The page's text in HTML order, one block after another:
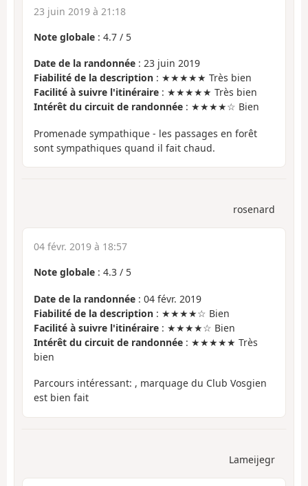
23 juin 2019 à 21:18
Note globale : 4.7 / 5
Date de la randonnée : 23 juin 2019
Fiabilité de la description : ★★★★★ Très bien
Facilité à suivre l'itinéraire : ★★★★★ Très bien
Intérêt du circuit de randonnée : ★★★★☆ Bien
Promenade sympathique - les passages en forêt
sont sympathiques quand il fait chaud.
rosenard
04 févr. 2019 à 18:57
Note globale : 4.3 / 5
Date de la randonnée : 04 févr. 2019
Fiabilité de la description : ★★★★☆ Bien
Facilité à suivre l'itinéraire : ★★★★☆ Bien
Intérêt du circuit de randonnée : ★★★★★ Très
bien
Parcours intéressant: , marquage du Club Vosgien
est bien fait
Lameijegr